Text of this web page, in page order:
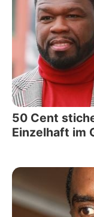
50 Cent
Einzelhaft im